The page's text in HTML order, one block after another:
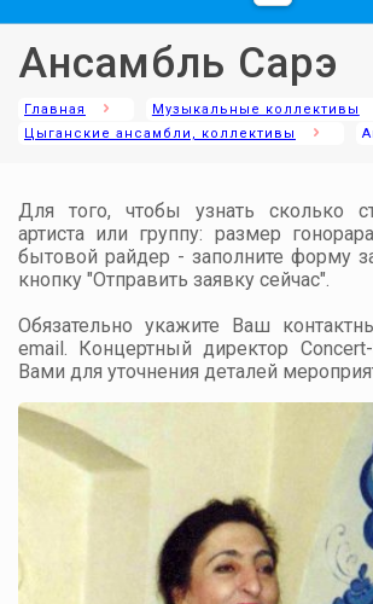
Ансамбль Сарэ
Главная
Музыкальные коллективы
Цыганские ансамбли, коллективы
Для того, чтобы узнать сколько
артиста или группу: размер
бытовой райдер - заполните форму
кнопку "Отправить заявку сейчас".
Обязательно укажите Ваш
email. Концертный директор
Вами для уточнения деталей